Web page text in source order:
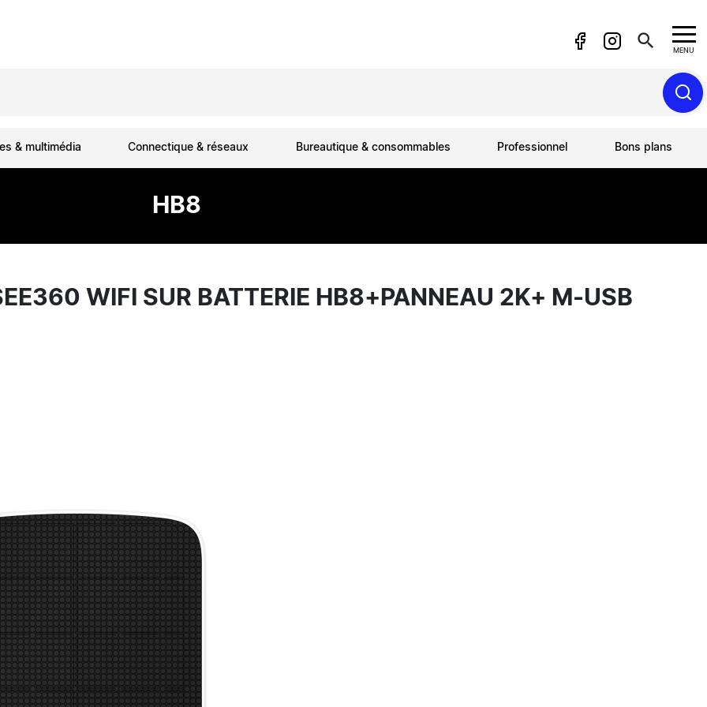
search MENU
& multimédia Connectique & réseaux Bureautique & consommables Professionnel Bons plans
HB8
WIFI SUR BATTERIE HB8+PANNEAU 2K+ M-USB